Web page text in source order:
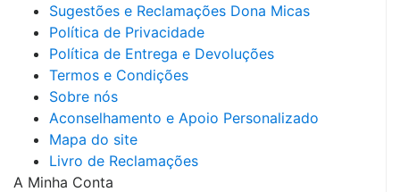
Sugestões e Reclamações Dona Micas
Política de Privacidade
Política de Entrega e Devoluções
Termos e Condições
Sobre nós
Aconselhamento e Apoio Personalizado
Mapa do site
Livro de Reclamações
A Minha Conta